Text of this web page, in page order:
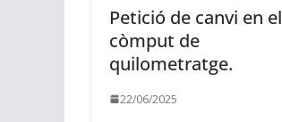
Petició de canvi en el
còmput de
quilometratge.
22/06/2025